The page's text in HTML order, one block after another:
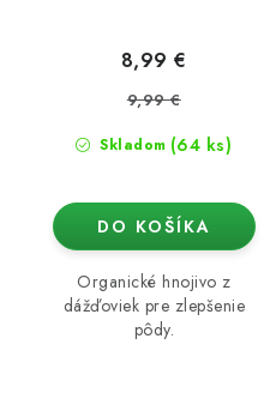
Skladom (64 ks)
8,99 €
9,99 €
DO KOŠÍKA
Organické hnojivo z
dážďoviek pre zlepšenie
pôdy.